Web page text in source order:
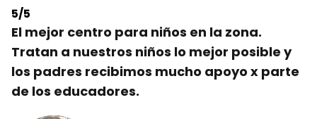
5/5
El mejor centro para niños en la zona.
Tratan a nuestros niños lo mejor posible y
los padres recibimos mucho apoyo x parte
de los educadores.